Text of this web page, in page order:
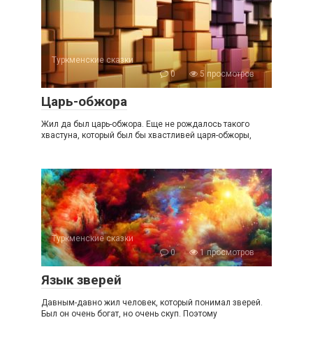
Туркменские сказки
0
5 просмотров
Царь-обжора
Жил да был царь-обжора. Еще не рождалось такого
хвастуна, который был бы хвастливей царя-обжоры,
Туркменские сказки
0
1 просмотров
Язык зверей
Давным-давно жил человек, который понимал зверей.
Был он очень богат, но очень скуп. Поэтому